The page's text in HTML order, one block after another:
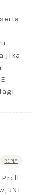
jika
REPLY
Proll
JNE